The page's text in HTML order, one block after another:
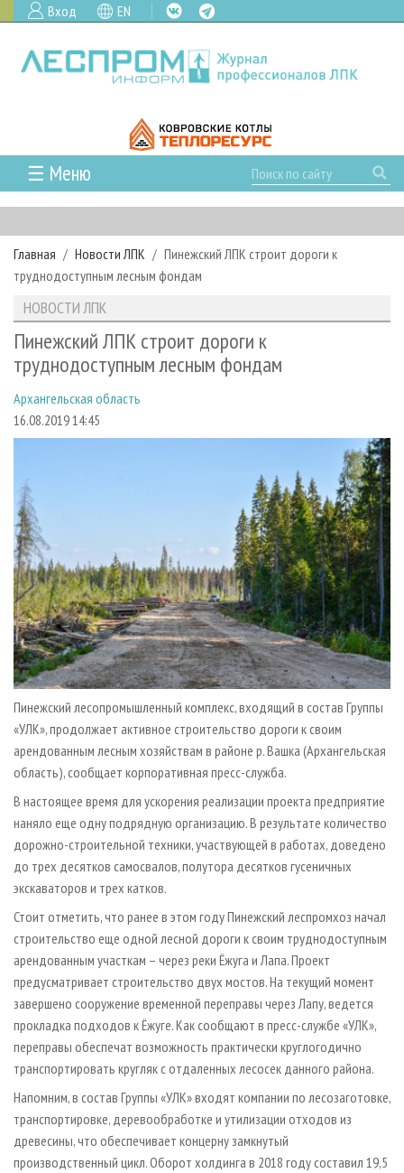
Вход EN
☰ Меню
ГЛАВНАЯ
РУБРИКИ И ТЕМЫ
РУБРИКИ ЖУРНАЛА
ЛЕСОЗАГОТОВКА
ЛЕСОПИЛЕНИЕ
СУШКА ДРЕВЕСИНЫ
БИОЭНЕРГЕТИКА
ЦБП
ИНСТРУМЕНТ И МАТЕРИАЛЫ
НОВОСТИ
НОВОСТИ ЛПК
НОВОСТИ ЖУРНАЛА
ПРОЕКТЫ ЛПИ
АНАЛИТИКА
ПРЕДПРИЯТИЯ ЛПК
ПЕРСОНЫ
RUSSIAN FORESTRY REVIEW
ГАЗЕТА ЛЕСПРОМФОРУМ
БИБЛИОТЕКА СПЕЦИАЛИСТА
АРХИВ ЖУРНАЛОВ
О ЖУРНАЛЕ
ПОДПИСКА
КОНТАКТЫ
РЕКЛАМОДАТЕЛЯМ
РЕКЛАМА
Главная Новости ЛПК
Пинежский ЛПК строит дороги к
труднодоступным лесным фондам
НОВОСТИ ЛПК
Пинежский ЛПК строит дороги к
труднодоступным лесным фондам
Архангельская область
16.08.2019 14:45
Пинежский лесопромышленный комплекс, входящий в состав Группы
«УЛК», продолжает активное строительство дороги к своим
арендованным лесным хозяйствам в районе р. Вашка (Архангельская
область), сообщает корпоративная пресс-служба.
В настоящее время для ускорения реализации проекта предприятие
наняло еще одну подрядную организацию. В результате количество
дорожно-строительной техники, участвующей в работах, доведено
до трех десятков самосвалов, полутора десятков гусеничных
экскаваторов и трех катков.
Стоит отметить, что ранее в этом году Пинежский леспромхоз начал
строительство еще одной лесной дороги к своим труднодоступным
арендованным участкам – через реки Ёжуга и Лапа. Проект
предусматривает строительство двух мостов. На текущий момент
завершено сооружение временной переправы через Лапу, ведется
прокладка подходов к Ёжуге. Как сообщают в пресс-службе «УЛК»,
переправы обеспечат возможность практически круглогодично
транспортировать кругляк с отдаленных лесосек данного района.
Напомним, в состав Группы «УЛК» входят компании по лесозаготовке,
транспортировке, деревообработке и утилизации отходов из
древесины, что обеспечивает концерну замкнутый
производственный цикл. Оборот холдинга в 2018 году составил 19,5